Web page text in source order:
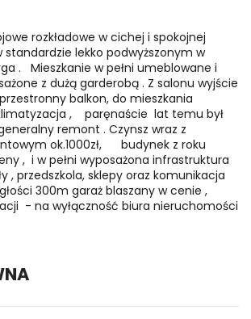
rozkładowe w cichej i spokojnej
standardzie lekko podwyższonym w
. Mieszkanie w pełni umeblowane i
z dużą garderobą . Z salonu wyjście
balkon, do mieszkania
, paręnaście lat temu był
remont . Czynsz wraz z
ok.1000zł, budynek z roku
, i w pełni wyposażona infrastruktura
, przedszkola, sklepy oraz komunikacja
300m garaż blaszany w cenie ,
- na wyłączność biura nieruchomości